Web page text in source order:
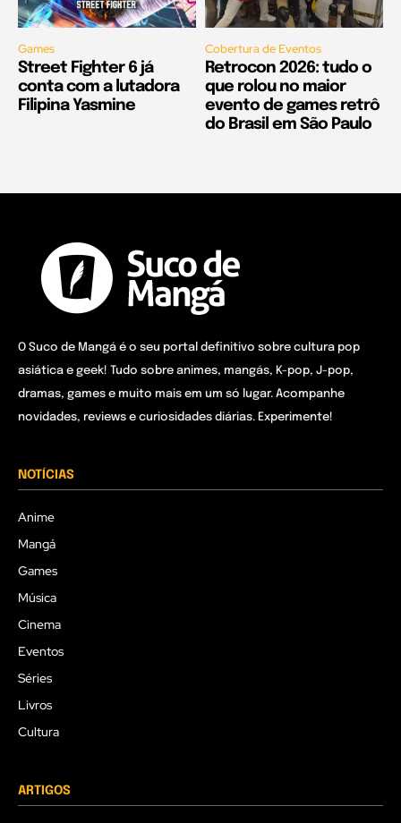
Games
Street Fighter 6 já
conta com a lutadora
Filipina Yasmine
Cobertura de Eventos
Retrocon 2026: tudo o
que rolou no maior
evento de games retrô
do Brasil em São Paulo
O Suco de Mangá é o seu portal definitivo sobre cultura pop
asiática e geek! Tudo sobre animes, mangás, K-pop, J-pop,
dramas, games e muito mais em um só lugar. Acompanhe
novidades, reviews e curiosidades diárias. Experimente!
NOTÍCIAS
Anime
Mangá
Games
Música
Cinema
Eventos
Séries
Livros
Cultura
ARTIGOS